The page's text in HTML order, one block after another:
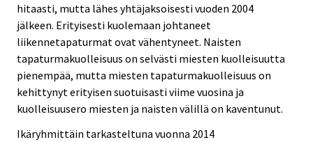
hitaasti, mutta lähes yhtäjaksoisesti vuoden 2004
jälkeen. Erityisesti kuolemaan johtaneet
liikennetapaturmat ovat vähentyneet. Naisten
tapaturmakuolleisuus on selvästi miesten kuolleisuutta
pienempää, mutta miesten tapaturmakuolleisuus on
kehittynyt erityisen suotuisasti viime vuosina ja
kuolleisuusero miesten ja naisten välillä on kaventunut.
Ikäryhmittäin tarkasteltuna vuonna 2014